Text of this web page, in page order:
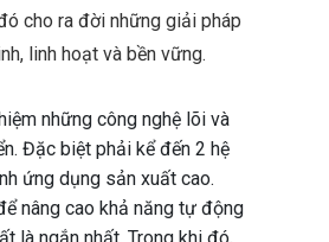
cho ra đời những giải pháp
linh hoạt và bền vững.
những công nghệ lõi và
Đặc biệt phải kể đến 2 hệ
ứng dụng sản xuất cao.
nâng cao khả năng tự động